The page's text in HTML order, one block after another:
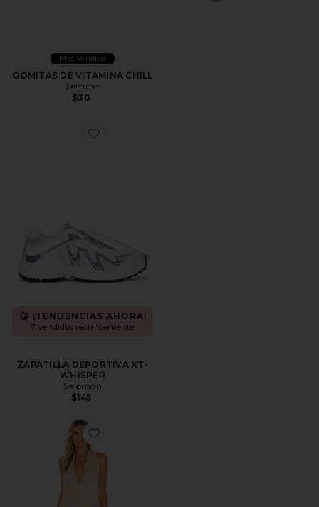
Más Vendido
GOMITAS DE VITAMINA CHILL
Lemme
$30
Favorite ZAPATILLA DEPORTIVA XT-WHISPER
¡TENDENCIAS AHORA!
7 vendidos recientemente
ZAPATILLA DEPORTIVA XT-
WHISPER
Salomon
$145
Favorite VESTIDO COSITA BUENA